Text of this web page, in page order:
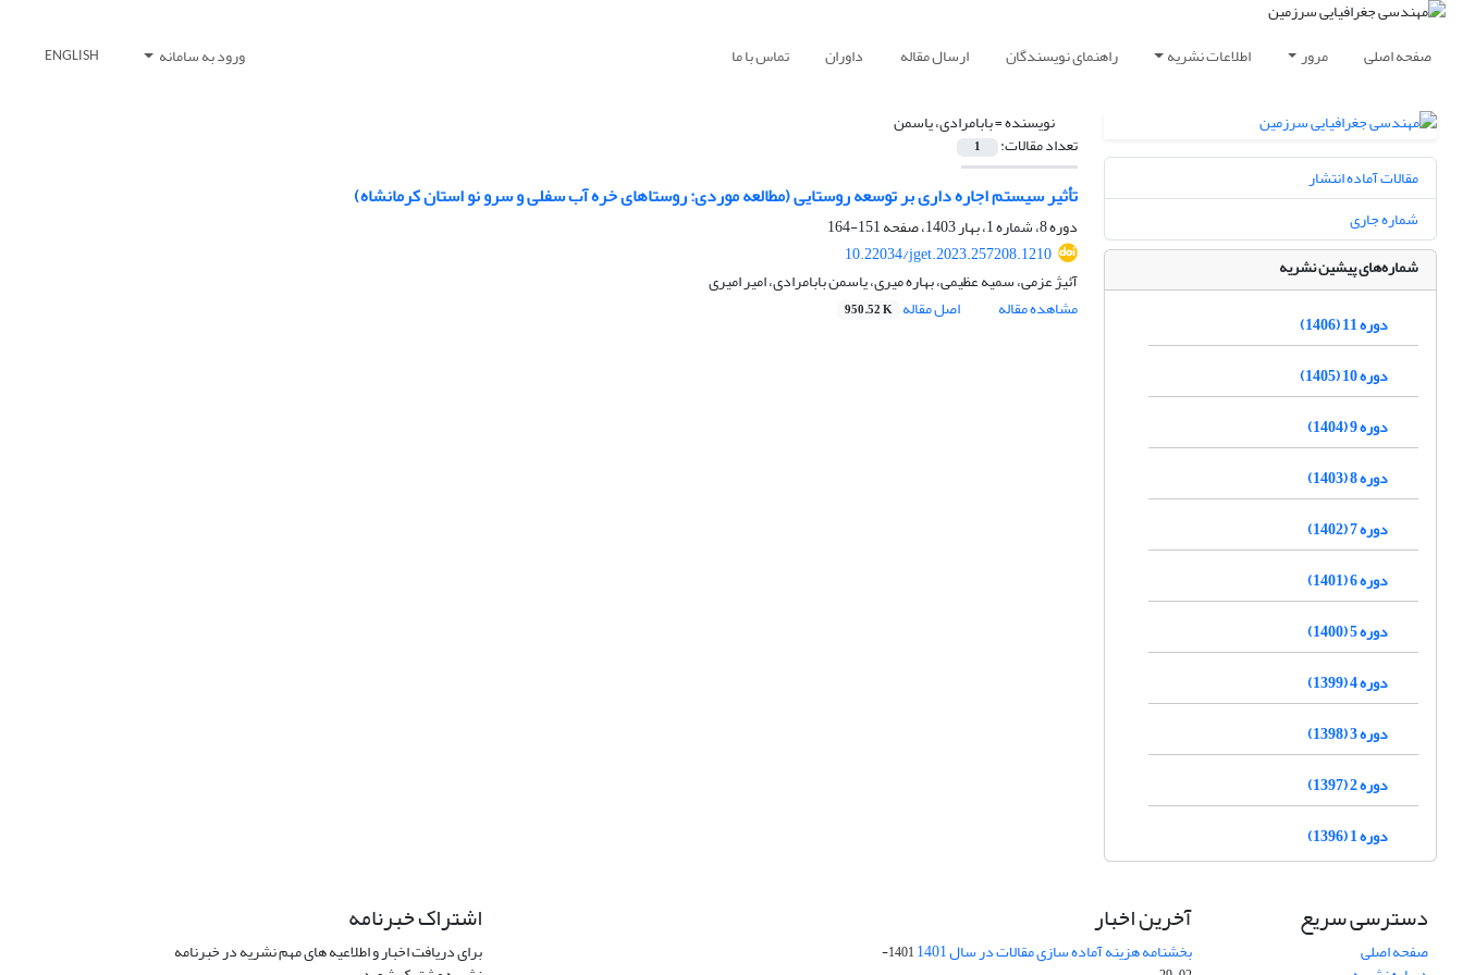
صفحه اصلی مرور اطلاعات نشریه راهنمای نویسندگان ارسال مقاله داوران تماس با ما ورود به سامانه ENGLISH
نویسنده =بابامرادی، یاسمن
تعداد مقالات: 1
تأثیر سیستم اجاره داری بر توسعه روستایی (مطالعه موردی: روستاهای خره آب سفلی و سرو نو استان کرمانشاه)
دوره 8، شماره 1، بهار 1403، صفحه
151-164
10.22034/jget.2023.257208.1210
آئیژ عزمی، سمیه عظیمی، بهاره میری، یاسمن بابامرادی، امیر امیری
مشاهده مقاله
اصل مقاله 950.52 K
مقالات آماده انتشار
شماره جاری
شماره‌های پیشین نشریه
دوره 11 (1406)
دوره 10 (1405)
دوره 9 (1404)
دوره 8 (1403)
دوره 7 (1402)
دوره 6 (1401)
دوره 5 (1400)
دوره 4 (1399)
دوره 3 (1398)
دوره 2 (1397)
دوره 1 (1396)
دسترسی سریع
صفحه اصلی
آخرین اخبار
بخشنامه هزینه آماده سازی مقالات در سال 1401
1401-
اشتراک خبرنامه
برای دریافت اخبار و اطلاعیه های مهم نشریه در خبرنامه